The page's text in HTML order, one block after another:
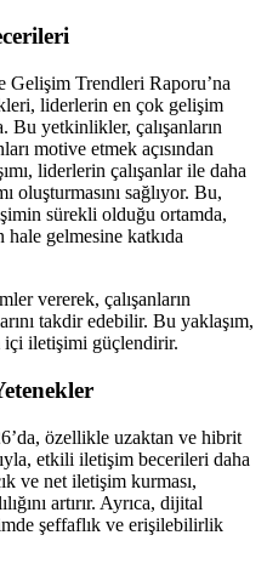
Gelişim Trendleri Raporu’na
liderlerin en çok gelişim
Bu yetkinlikler, çalışanların
motive etmek açısından
liderlerin çalışanlar ile daha
oluşturmasını sağlıyor. Bu,
sürekli olduğu ortamda,
gelmesine katkıda
vererek, çalışanların
takdir edebilir. Bu yaklaşım,
içi iletişimi güçlendirir.
özellikle uzaktan ve hibrit
etkili iletişim becerileri daha
ve net iletişim kurması,
artırır. Ayrıca, dijital
şeffaflık ve erişilebilirlik